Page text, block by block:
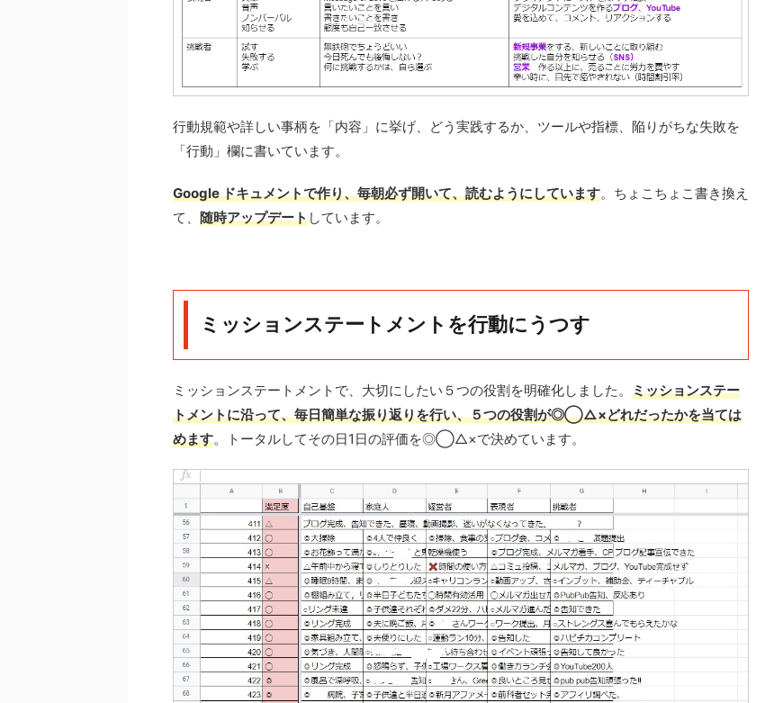
行動規範や詳しい事柄を「内容」に挙げ、どう実践するか、ツールや指標、陥りがちな失敗を
「行動」欄に書いています。
Google ドキュメントで作り、毎朝必ず開いて、読むようにしています。ちょこちょこ書き換え
て、 随時アップデートしています。
ミッションステートメントを行動にうつす
ミッションステートメントで、大切にしたい５つの役割を明確化しました。 ミッションステー
トメントに沿って、毎日簡単な振り返りを行い、５つの役割が◎◯△×どれだったかを当ては
めます。トータルしてその日1日の評価を◎◯△×で決めています。